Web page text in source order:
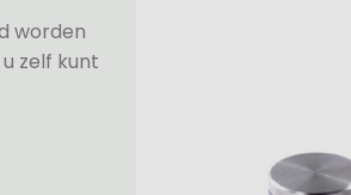
worden
zelf kunt